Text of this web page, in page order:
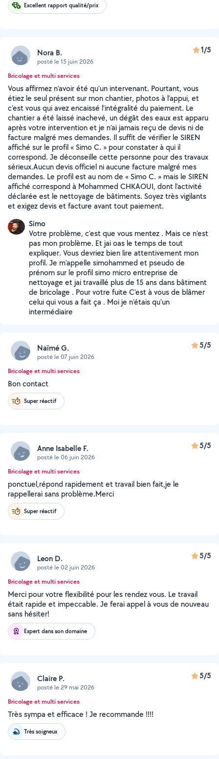
Excellent rapport qualité/prix
Nora B.
posté le 15 juin 2026
1/5
Bricolage et multi services
Vous affirmez n’avoir été qu’un intervenant. Pourtant, vous
étiez le seul présent sur mon chantier, photos à l’appui, et
c’est vous qui avez encaissé l’intégralité du paiement. Le
chantier a été laissé inachevé, un dégât des eaux est apparu
après votre intervention et je n’ai jamais reçu de devis ni de
facture malgré mes demandes. Il suffit de vérifier le SIREN
affiché sur le profil « Simo C. » pour constater à qui il
correspond. Je déconseille cette personne pour des travaux
sérieux.Aucun devis officiel ni aucune facture malgré mes
demandes. Le profil est au nom de « Simo C. » mais le SIREN
affiché correspond à Mohammed CHKAOUI, dont l’activité
déclarée est le nettoyage de bâtiments. Soyez très vigilants
et exigez devis et facture avant tout paiement.
Simo
Votre problème, c'est que vous mentez . Mais ce n'est
pas mon problème. Et jai oas le temps de tout
expliquer. Vous devriez bien lire attentivement mon
profil. Je m'appelle simohammed et pseudo de
prénom sur le profil simo micro entreprise de
nettoyage et jai travaillé plus de 15 ans dans bâtiment
de bricolage . Pour votre fuite C'est à vous de blâmer
celui qui vous a fait ça . Moi je n'étais qu'un
intermédiaire
Naïmé G.
posté le 07 juin 2026
5/5
Bricolage et multi services
Bon contact
Super réactif
Anne Isabelle F.
posté le 06 juin 2026
5/5
Bricolage et multi services
ponctuel,répond rapidement et travail bien fait,je le
rappellerai sans problème.Merci
Super réactif
Leon D.
posté le 02 juin 2026
5/5
Bricolage et multi services
Merci pour votre flexibilité pour les rendez vous. Le travail
était rapide et impeccable. Je ferai appel à vous de nouveau
sans hésiter!
Expert dans son domaine
Claire P.
posté le 29 mai 2026
5/5
Bricolage et multi services
Très sympa et efficace ! Je recommande !!!!
Très soigneux